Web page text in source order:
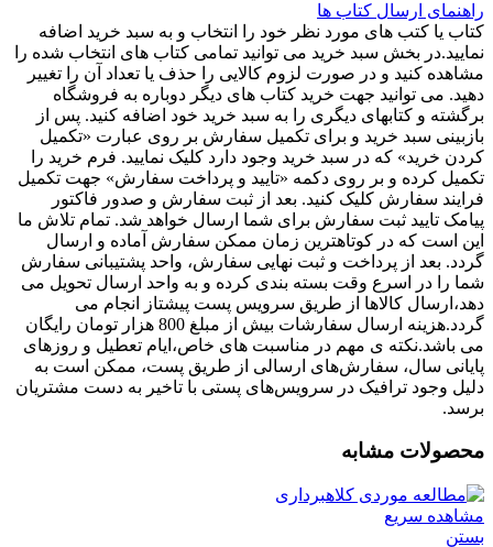
راهنمای ارسال کتاب ها
کتاب یا کتب های مورد نظر خود را انتخاب و به سبد خرید اضافه
نمایید.در بخش سبد خرید می توانید تمامی کتاب های انتخاب شده را
مشاهده کنید و در صورت لزوم کالایی را حذف یا تعداد آن را تغییر
دهید. می توانید جهت خرید کتاب های دیگر دوباره به فروشگاه
برگشته و کتابهای دیگری را به سبد خرید خود اضافه کنید. پس از
بازبینی سبد خرید و برای تکمیل سفارش بر روی عبارت «تکمیل
کردن خرید» که در سبد خرید وجود دارد کلیک نمایید. فرم خرید را
تکمیل کرده و بر روی دکمه «تایید و پرداخت سفارش» جهت تکمیل
فرایند سفارش کلیک کنید. بعد از ثبت سفارش و صدور فاکتور
پیامک تایید ثبت سفارش برای شما ارسال خواهد شد. تمام تلاش ما
این است که در کوتاهترین زمان ممکن سفارش آماده و ارسال
گردد. بعد از پرداخت و ثبت نهایی سفارش، واحد پشتیبانی سفارش
شما را در اسرع وقت بسته بندی کرده و به واحد ارسال تحویل می
دهد،ارسال کالاها از طریق سرویس پست پیشتاز انجام می
گردد.هزینه ارسال سفارشات بیش از مبلغ 800 هزار تومان رایگان
می باشد.نکته ی مهم در مناسبت‌ های خاص،ایام تعطیل و روزهای
پایانی سال، سفارش‌‏های ارسالی از طریق پست، ممکن است به
دلیل وجود ترافیک در سرویس‌‏های پستی با تاخیر به دست مشتریان
برسد.
محصولات مشابه
مشاهده سریع
بستن